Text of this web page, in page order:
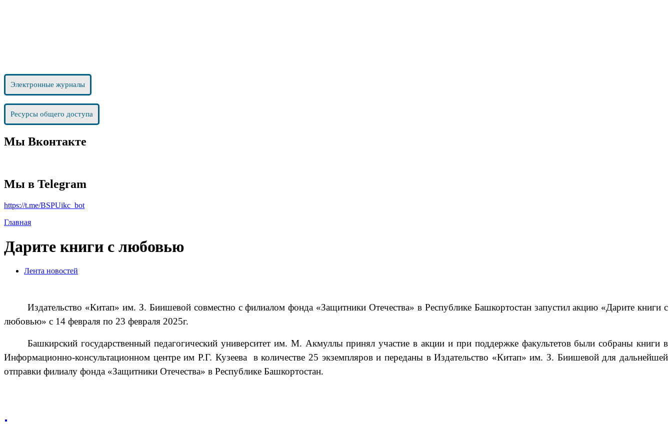
Электронные журналы
Ресурсы общего доступа
Мы Вконтакте
Мы в Telegram
https://t.me/BSPUikc_bot
Главная
Дарите книги с любовью
Лента новостей
Издательство «Китап» им. З. Биишевой совместно сфилиаломфонда «Защитники Отечества» в Республике Башкортостан запустил акцию «Дарите книги с
любовью» с 14 февраля по 23 февраля 2025г.
Башкирский государственный педагогический университет им. М. Акмуллы принял участие в акции и при поддержке факультетов были собраны книгив
Информационно-консультационном центре им Р.Г. Кузеева в количестве 25 экземпляров и переданы в Издательство «Китап» им. З. Биишевой для дальнейшей
отправки филиалу фонда «Защитники Отечества» в Республике Башкортостан.